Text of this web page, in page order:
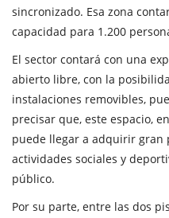
sincronizado. Esa zona
capacidad para 1.200
El sector contará con una
abierto libre, con la
instalaciones removibles,
precisar que, este espacio,
puede llegar a adquirir gran
actividades sociales y
público.
Por su parte, entre las dos